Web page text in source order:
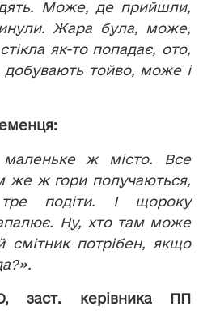
Може, де прийшли,
Жара була, може,
як-то попадає, ото,
добувають тойво, може і
ж місто. Все
же ж гори получаються,
подіти. І щороку
Ну, хто там може
смітник потрібен, якщо
заст. керівника ПП